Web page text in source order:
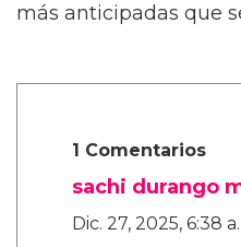
más anticipadas que
1 Comentarios
sachi durango
Dic. 27, 2025, 6:38